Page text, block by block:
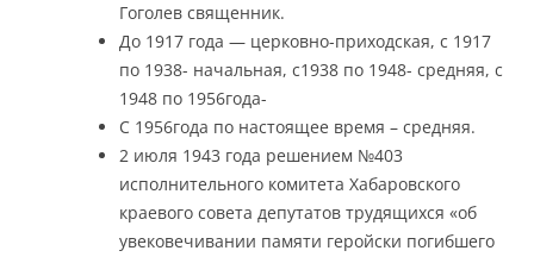
Гоголев священник.
До 1917 года — церковно-приходская, с 1917
по 1938- начальная, с1938 по 1948- средняя, с
1948 по 1956года-
С 1956года по настоящее время – средняя.
2 июля 1943 года решением №403
исполнительного комитета Хабаровского
краевого совета депутатов трудящихся «об
увековечивании памяти геройски погибшего